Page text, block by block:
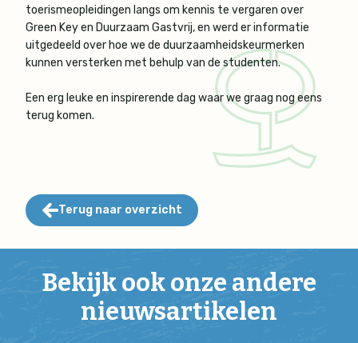
toerismeopleidingen langs om kennis te vergaren over
Green Key en Duurzaam Gastvrij, en werd er informatie
uitgedeeld over hoe we de duurzaamheidskeurmerken
kunnen versterken met behulp van de studenten.
Een erg leuke en inspirerende dag waar we graag nog eens
terug komen.
Terug naar overzicht
Bekijk ook onze andere
nieuwsartikelen